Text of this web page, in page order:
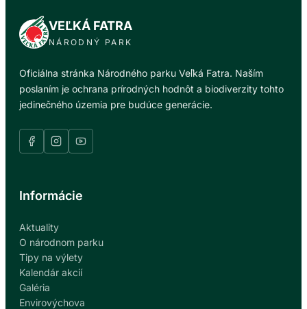
Á
M
G
U
R
VEĽKÁ FATRA
NÁRODNÝ PARK
Oficiálna stránka Národného parku Veľká Fatra. Naším
poslaním je ochrana prírodných hodnôt a biodiverzity tohto
jedinečného územia pre budúce generácie.
Informácie
Aktuality
O národnom parku
Tipy na výlety
Kalendár akcií
Galéria
Envirovýchova